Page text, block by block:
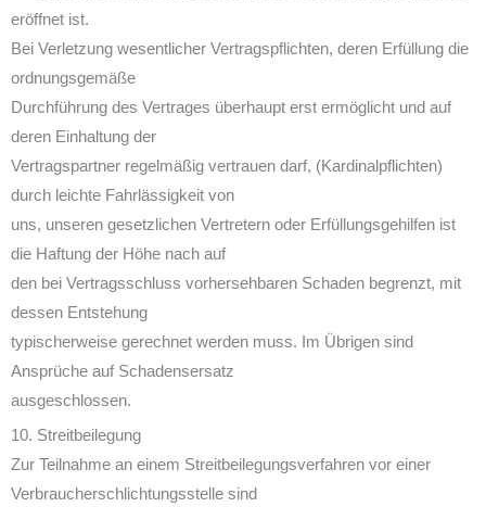
eröffnet ist.
Bei Verletzung wesentlicher Vertragspflichten, deren Erfüllung die
ordnungsgemäße
Durchführung des Vertrages überhaupt erst ermöglicht und auf
deren Einhaltung der
Vertragspartner regelmäßig vertrauen darf, (Kardinalpflichten)
durch leichte Fahrlässigkeit von
uns, unseren gesetzlichen Vertretern oder Erfüllungsgehilfen ist
die Haftung der Höhe nach auf
den bei Vertragsschluss vorhersehbaren Schaden begrenzt, mit
dessen Entstehung
typischerweise gerechnet werden muss. Im Übrigen sind
Ansprüche auf Schadensersatz
ausgeschlossen.
10. Streitbeilegung
Zur Teilnahme an einem Streitbeilegungsverfahren vor einer
Verbraucherschlichtungsstelle sind